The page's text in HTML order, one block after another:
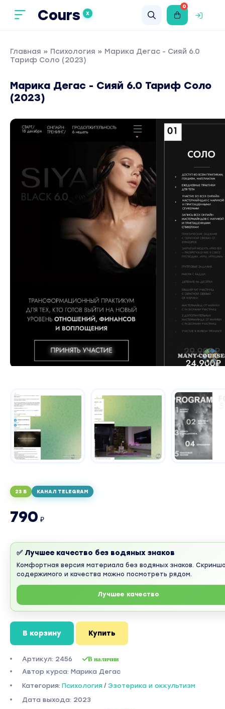
Cours X
0
Главная » Психология » Марика Дегас - Сияй 6.0
Тариф Соло (2023)
Марика Дегас - Сияй 6.0 Тариф Соло
(2023)
23 Б КАНАЛ TELEGRAM
790 ₽
✅ Лучшее качество без водяных знаков
Комфортная версия материала без водяных знаков.
содержимого и качества можно посмотреть рядом.
Лучшее качество
В корзину Купить
Артикул: 2456 В наличии
Автор курса: Марика Дегас
Категория: Психология / Эзотерика и оккультизм
Дата выхода: 2023